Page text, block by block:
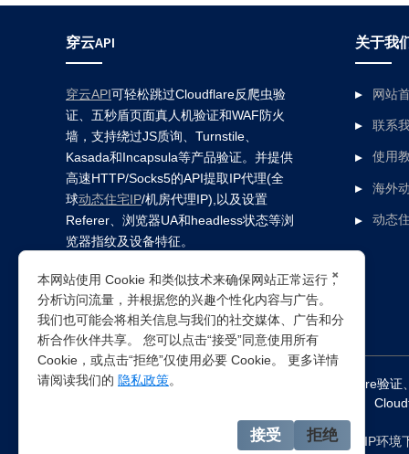
穿云API
穿云API可轻松跳过Cloudflare反爬虫验
证、五秒盾页面真人机验证和WAF防火
墙，支持绕过JS质询、Turnstile、
Kasada和Incapsula等产品验证。并提供
高速HTTP/Socks5的API提取IP代理(全
球动态住宅IP/机房代理IP),以及设置
Referer、浏览器UA和headless状态等浏
览器指纹及设备特征。
关于我
网站
联系
使用
海外
动态
突破所有反Anti-bot机器人检查，轻松 绕过cloudflare验证
国外动态代理IP ，在中国大陆IP环
×
本网站使用 Cookie 和类似技术来确保网站正常运行，
分析访问流量，并根据您的兴趣个性化内容与广告。
我们也可能会将相关信息与我们的社交媒体、广告和分
析合作伙伴共享。 您可以点击“接受”同意使用所有
Cookie，或点击“拒绝”仅使用必要 Cookie。 更多详情
请阅读我们的 隐私政策。
接受 拒绝